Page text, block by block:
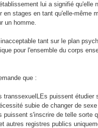
lui a signifié qu'elle
en stages en tant qu'elle-même
un homme.
tant sur le plan
pour l'ensemble du corps
que :
transsexuelLEs puissent étudier
subie de changer de sexe
puissent s'inscrire de telle sorte
autres registres publics